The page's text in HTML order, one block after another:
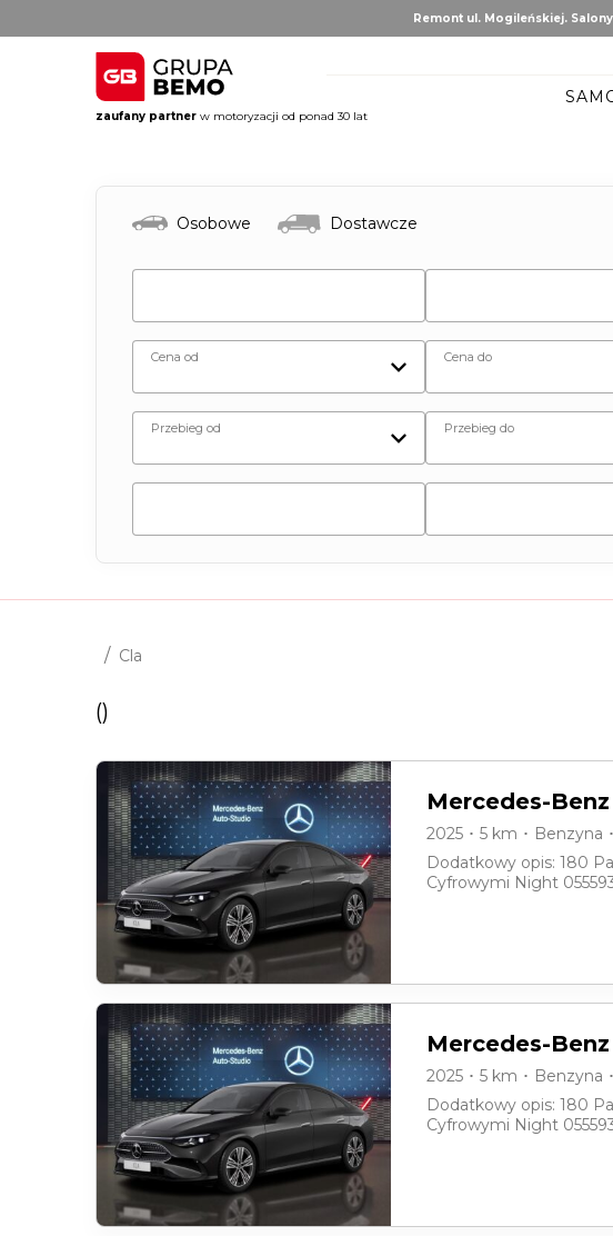
Remont ul. Mogileńskiej.
zaufany partner w motoryzacji od ponad 30 lat
AUTO BRUNO
Citroën
Hyundai
Jeep
Opel
Peugeot
Osobowe Dostawcze
/ Cla
()
Mercedes-Benz
2025 ･ 5 km ･ Benzyna
Dodatkowy opis: 180
Cyfrowymi Night
Mercedes-Benz
2025 ･ 5 km ･ Benzyna
Dodatkowy opis: 180
Cyfrowymi Night